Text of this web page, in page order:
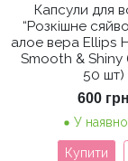
Капсули для
“Розкішне
алое вера Ellips
Smooth & Shiny
50 шт)
600 грн
У
Купити